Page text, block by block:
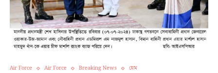
Air Force Air Force Breaking News হোম